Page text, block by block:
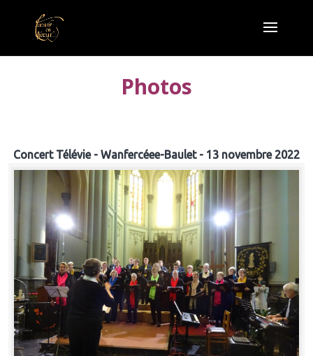
Photos
Concert Télévie - Wanfercéee-Baulet - 13 novembre 2022